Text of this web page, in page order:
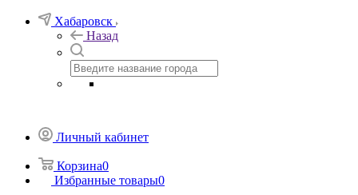
Хабаровск
Назад
Личный кабинет
Корзина0
Избранные товары0